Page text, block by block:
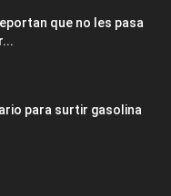
que no les pasa
para surtir gasolina